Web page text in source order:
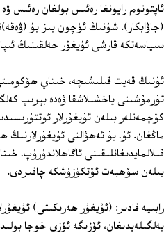
ئاپتونوم رايونغا رەئىس بولغان رەئىس
(جاۋابكار). شۇنىڭ ئۈچۈن بىز بۇ
سىياسەتكە قارشى ئۇيغۇر خەلقىنىڭ
ئۇنىڭ قەيت قىلىشىچە، خىتاي
تۇرمۇشىنى ياخشىلاشقا ۋەدە بېرىپ
كۆچمەنلەر بىلەن ئۇيغۇرلار
ماڭغان. ئۇ، بۇ ئەھۋالنى ئۇيغۇرلارنىڭ
قىلالمايدىغانلىقىنى ئاگاھلاندۇرۇپ،
بىلەن سۆھبەت ئۆتكۈزۈشكە چاقىردى.
رابىيە قادىر: (ئۇيغۇر ھەرىكىتى)
بەلگىلەيدىغان، ئۆزىگە ئۆزى خوجا